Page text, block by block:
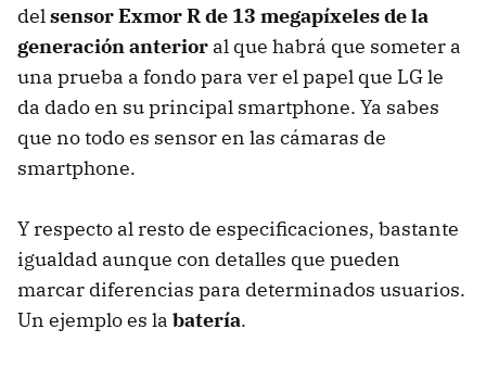
del sensor Exmor R de 13 megapíxeles de la
generación anterior al que habrá que someter a
una prueba a fondo para ver el papel que LG le
da dado en su principal smartphone. Ya sabes
que no todo es sensor en las cámaras de
smartphone.
Y respecto al resto de especificaciones, bastante
igualdad aunque con detalles que pueden
marcar diferencias para determinados usuarios.
Un ejemplo es la batería.